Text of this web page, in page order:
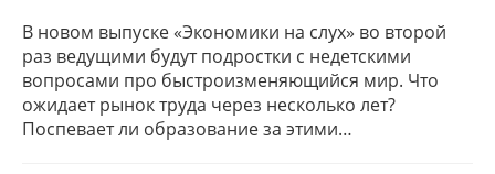
В новом выпуске «Экономики на слух» во второй
раз ведущими будут подростки с недетскими
вопросами про быстроизменяющийся мир. Что
ожидает рынок труда через несколько лет?
Поспевает ли образование за этими…